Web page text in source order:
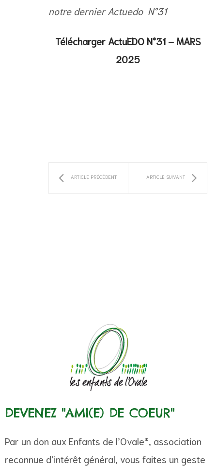
notre dernier Actuedo N°31
Télécharger ActuEDO N°31 – MARS
2025
ARTICLE PRÉCÉDENT ARTICLE SUIVANT
DEVENEZ "AMI(E) DE COEUR"
Par un don aux Enfants de l’Ovale*, association
reconnue d’intérêt général, vous faites un geste